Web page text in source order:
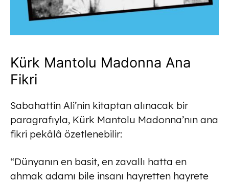
Kürk Mantolu Madonna Ana
Fikri
Sabahattin Ali’nin kitaptan alınacak bir
paragrafıyla, Kürk Mantolu Madonna’nın ana
fikri pekâlâ özetlenebilir:
“Dünyanın en basit, en zavallı hatta en
ahmak adamı bile insanı hayretten hayrete